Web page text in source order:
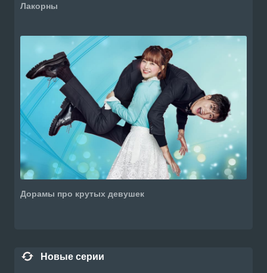
Лакорны
Дорамы про крутых девушек
Новые серии